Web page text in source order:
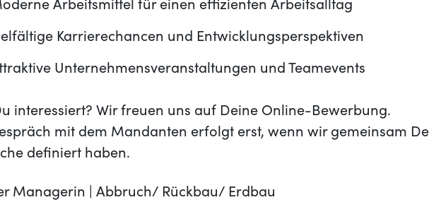
Arbeitsmittel für einen effizienten Arbeitsalltag
Karrierechancen und Entwicklungsperspektiven
Unternehmensveranstaltungen und Teamevents
interessiert? Wir freuen uns auf Deine Online-Bewerbung.
mit dem Mandanten erfolgt erst, wenn wir gemeinsam
definiert haben.
Managerin | Abbruch/ Rückbau/ Erdbau